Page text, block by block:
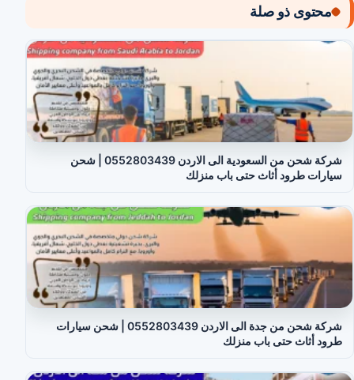
محتوى ذو صلة
شركة شحن من السعودية الى الاردن 0552803439 | شحن
سيارات طرود أثاث حتى باب منزلك
شركة شحن من جدة الى الاردن 0552803439 | شحن سيارات
طرود أثاث حتى باب منزلك